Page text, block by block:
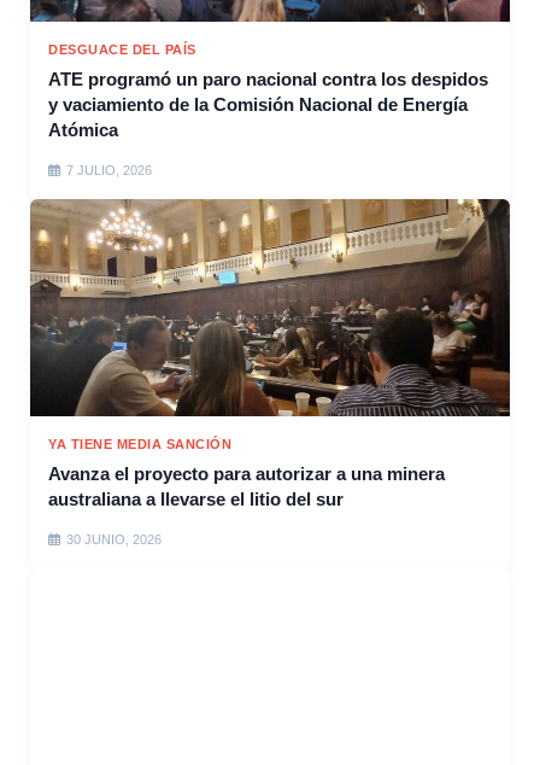
DESGUACE DEL PAÍS
ATE programó un paro nacional contra los despidos
y vaciamiento de la Comisión Nacional de Energía
Atómica
7 JULIO, 2026
YA TIENE MEDIA SANCIÓN
Avanza el proyecto para autorizar a una minera
australiana a llevarse el litio del sur
30 JUNIO, 2026